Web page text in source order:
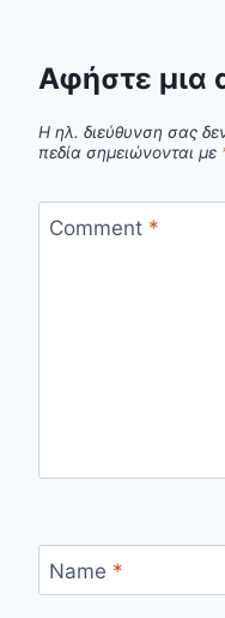
Αφήστε μια
Η ηλ. διεύθυνση σας
πεδία σημειώνονται με
Comment *
Name *